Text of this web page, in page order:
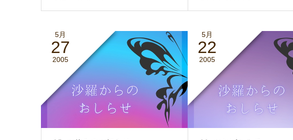
5月
27
2005
5月
22
2005